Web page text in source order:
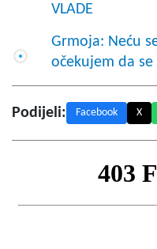
VLADE
Grmoja: Neću
očekujem da
Podijeli: Facebook X